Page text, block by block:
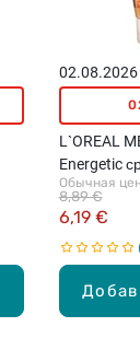
L`OREAL
Energetic
умывания
Обычная
6,19 €
8,89 €